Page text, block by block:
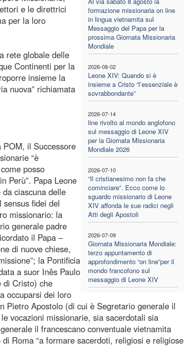
formazione missionaria on line
in lingua vietnamita sul
Messaggio del Papa per la
prossima Giornata Missionaria
Mondiale
2026-08-02
Leone XIV: Quando si è
insieme a Cristo “l’essenziale è
sovrabbondante”
2026-07-14
line rivolto al mondo anglofono
sul messaggio di Leone XIV
per la Giornata Missionaria
Mondiale 2026
2026-07-10
“Il cristianesimo non fa che
cominciare”. Ecco come lo
sguardo missionario di Leone
XIV affonda le sue radici negli
Atti degli Apostoli
2026-07-09
Giornata Missionaria Mondiale:
terzo appuntamento di
approfondimento “on line”per il
mondo francofono sul
messaggio di Leone XIV
e le direttrici
per la loro
rete globale delle
Continenti per la
insieme la
nuova” richiamata
POM, il Successore
“è
posso
Perù”. Papa Leone
ciascuna delle
fidei del
missionario: la
generale padre
il Papa –
di nuove chiese,
la Pontificia
a suor Inês Paulo
di Cristo) che
occuparsi dei loro
Pietro Apostolo (di cui è Segretario generale il
vocazioni missionarie, sia sacerdotali sia
il francescano conventuale vietnamita
Roma “a formare sacerdoti, religiosi e religiose